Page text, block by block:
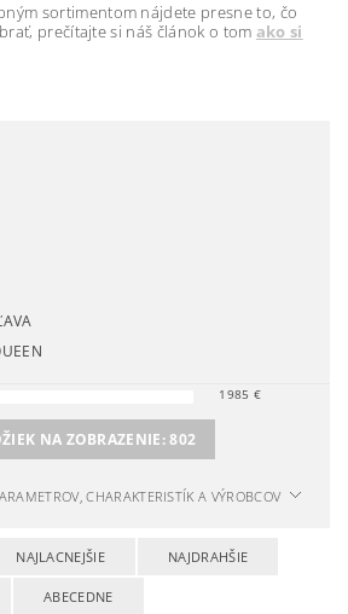
sortimentom nájdete presne to, čo
prečítajte si náš článok o tom ako si
1985 €
NA ZOBRAZENIE:802
CHARAKTERISTÍK A VÝROBCOV
NAJLACNEJŠIE NAJDRAHŠIE
ABECEDNE